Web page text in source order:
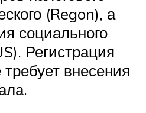
(Regon), а
социального
Регистрация
внесения